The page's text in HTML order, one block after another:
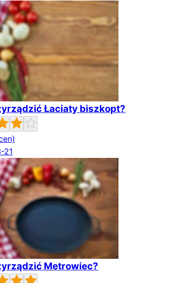
Łaciaty biszkopt?
21
Metrowiec?